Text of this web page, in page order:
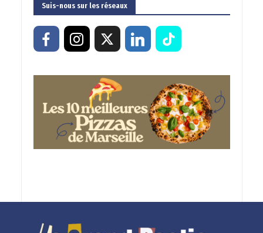
Suis-nous sur les réseaux